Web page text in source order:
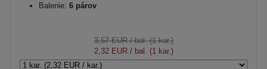
Balenie: 6 párov
3,57 EUR/ bal. (1 kar.)
2,32 EUR/ bal. (1 kar.)